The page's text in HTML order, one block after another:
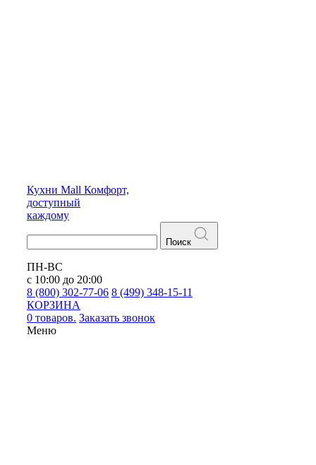
Кухни Mall Комфорт,
доступный
каждому
Поиск
ПН-ВС
с 10:00 до 20:00
8 (800) 302-77-06 8 (499) 348-15-11
КОРЗИНА
0 товаров. Заказать звонок
Меню